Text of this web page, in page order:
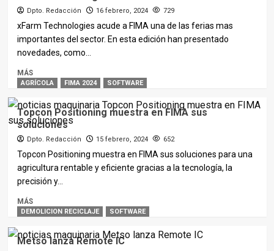
Dpto. Redacción 16 febrero, 2024 729
xFarm Technologies acude a FIMA una de las ferias mas
importantes del sector. En esta edición han presentado
novedades, como...
MÁS
AGRÍCOLA FIMA 2024 SOFTWARE
Topcon Positioning muestra en FIMA sus
soluciones
Dpto. Redacción 15 febrero, 2024 652
Topcon Positioning muestra en FIMA sus soluciones para una
agricultura rentable y eficiente gracias a la tecnología, la
precisión y...
MÁS
DEMOLICION RECICLAJE SOFTWARE
Metso lanza Remote IC